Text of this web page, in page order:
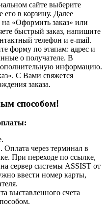
сайте выберите
его в корзину. Далее
«Оформить заказ» или
быстрый заказ, напишите
телефон и e-mail.
форму по этапам: адрес и
о получателе. В
информацию.
С Вами свяжется
заказа.
способом!
Оплата через терминал в
При переходе по ссылке,
сервер системы ASSIST от
ввести номер карты,
выставленного счета